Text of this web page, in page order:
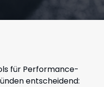
für Performance-
entscheidend: